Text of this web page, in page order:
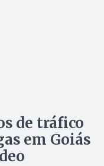
de tráfico
em Goiás